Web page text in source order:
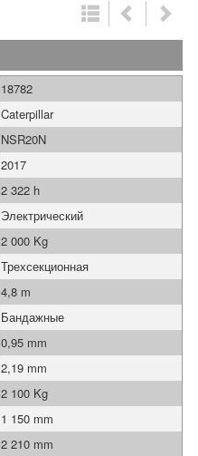
18782
Caterpillar
NSR20N
2017
2 322 h
Электрический
2 000 Kg
Трехсекционная
4,8 m
Бандажные
0,95 mm
2,19 mm
2 100 Kg
1 150 mm
2 210 mm